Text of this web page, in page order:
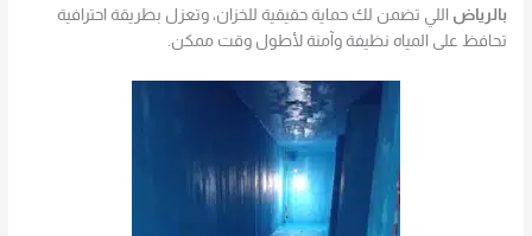
بالرياض اللي تضمن لك حماية حقيقية للخزان، وتعزل بطريقة احترافية
تحافظ على المياه نظيفة وآمنة لأطول وقت ممكن.